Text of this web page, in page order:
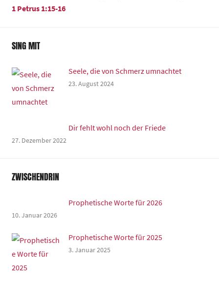
1 Petrus 1:15-16
SING MIT
Seele, die von Schmerz umnachtet
23. August 2024
Dir fehlt wohl noch der Friede
27. Dezember 2022
ZWISCHENDRIN
Prophetische Worte für 2026
10. Januar 2026
Prophetische Worte für 2025
3. Januar 2025